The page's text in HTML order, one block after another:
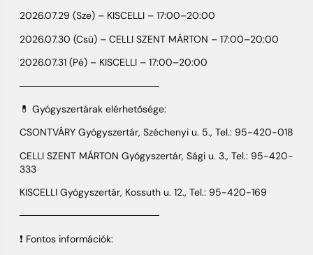
2026.07.29 (Sze) – KISCELLI – 17:00–20:00
2026.07.30 (Csü) – CELLI SZENT MÁRTON – 17:00–20:00
2026.07.31 (Pé) – KISCELLI – 17:00–20:00
────────────────────
💊 Gyógyszertárak elérhetősége:
CSONTVÁRY Gyógyszertár, Széchenyi u. 5., Tel.: 95-420-018
CELLI SZENT MÁRTON Gyógyszertár, Sági u. 3., Tel.: 95-420-
333
KISCELLI Gyógyszertár, Kossuth u. 12., Tel.: 95-420-169
────────────────────
❗ Fontos információk: